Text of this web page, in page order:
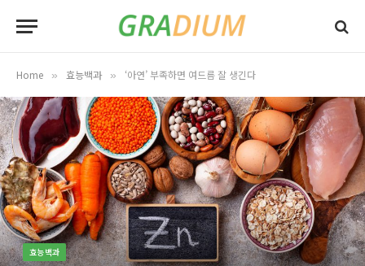
Home » 효능백과 » ‘아연’ 부족하면 여드름 잘 생긴다
효능백과